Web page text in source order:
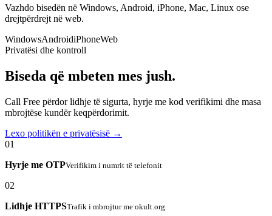
Vazhdo bisedën në Windows, Android, iPhone, Mac, Linux ose
drejtpërdrejt në web.
WindowsAndroidiPhoneWeb
Privatësi dhe kontroll
Biseda që mbeten mes jush.
Call Free përdor lidhje të sigurta, hyrje me kod verifikimi dhe masa
mbrojtëse kundër keqpërdorimit.
Lexo politikën e privatësisë →
01
Hyrje me OTPVerifikim i numrit të telefonit
02
Lidhje HTTPSTrafik i mbrojtur me okult.org